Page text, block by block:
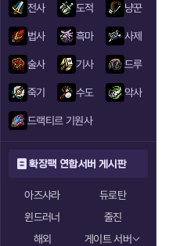
전사 도적 냥꾼
법사 흑마 사제
술사 기사 드루
죽기 수도 악사
드랙티르 기원사
확장팩 연합서버 게시판
아즈샤라
듀로탄
윈드러너
줄진
해외
게이트 서버